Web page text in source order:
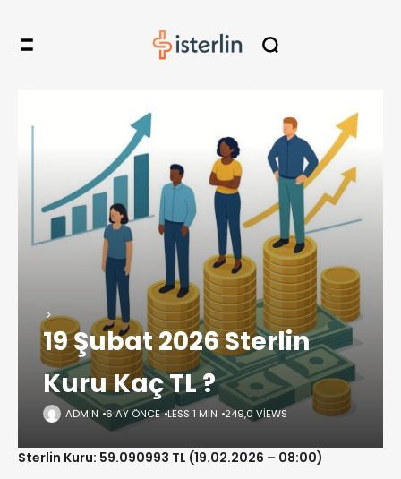
19 Şubat 2026 Sterlin
Kuru Kaç TL ?
ADMIN 6 AY ÖNCE LESS 1 MIN 249,0 VIEWS
Sterlin Kuru: 59.090993 TL (19.02.2026 – 08:00)